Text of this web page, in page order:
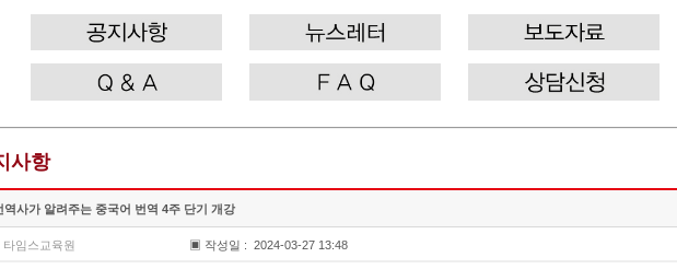
사항
역사가 알려주는 중국어 번역 4주 단기 개강
타임스교육원 ▣ 작성일 : 2024-03-27 13:48